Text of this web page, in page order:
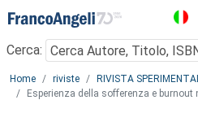
Menu
Cerca:
Main content
Home riviste RIVISTA
Esperienza della sofferenza e